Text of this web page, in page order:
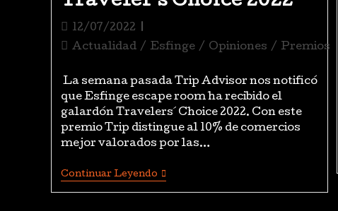
12/07/2022
Actualidad / Esfinge / Opiniones / Premios
La semana pasada Trip Advisor nos notificó
que Esfinge escape room ha recibido el
galardón Travelers´ Choice 2022. Con este
premio Trip distingue al 10% de comercios
mejor valorados por las…
Continuar Leyendo